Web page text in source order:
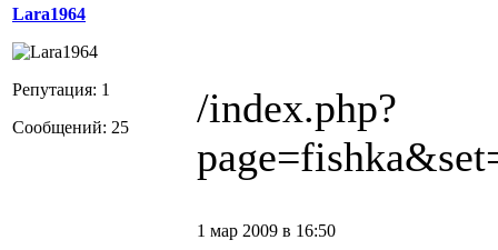
Lara1964
Репутация: 1
Сообщений: 25
/index.php?
1 мар 2009 в 16:50